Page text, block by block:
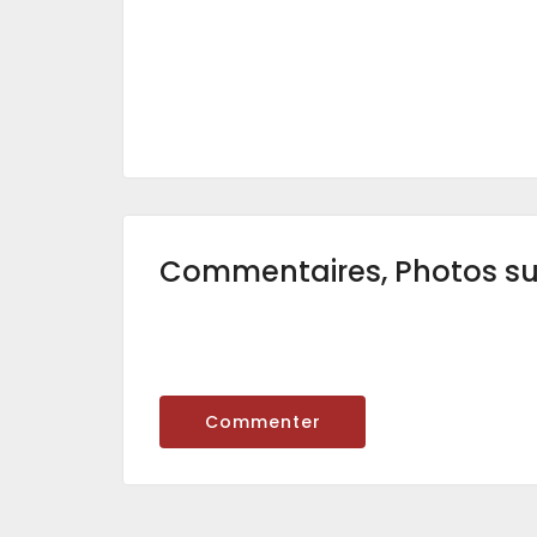
Commentaires, Photos
Commenter